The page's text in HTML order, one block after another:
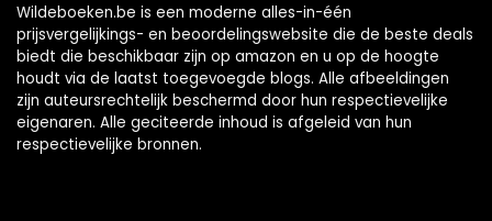
Wildeboeken.be is een moderne alles-in-één
prijsvergelijkings- en beoordelingswebsite die de beste deals
biedt die beschikbaar zijn op amazon en u op de hoogte
houdt via de laatst toegevoegde blogs. Alle afbeeldingen
zijn auteursrechtelijk beschermd door hun respectievelijke
eigenaren. Alle geciteerde inhoud is afgeleid van hun
respectievelijke bronnen.